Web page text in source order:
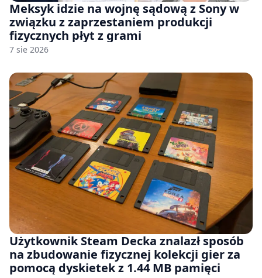
Meksyk idzie na wojnę sądową z Sony w
związku z zaprzestaniem produkcji
fizycznych płyt z grami
7 sie 2026
Użytkownik Steam Decka znalazł sposób
na zbudowanie fizycznej kolekcji gier za
pomocą dyskietek z 1.44 MB pamięci